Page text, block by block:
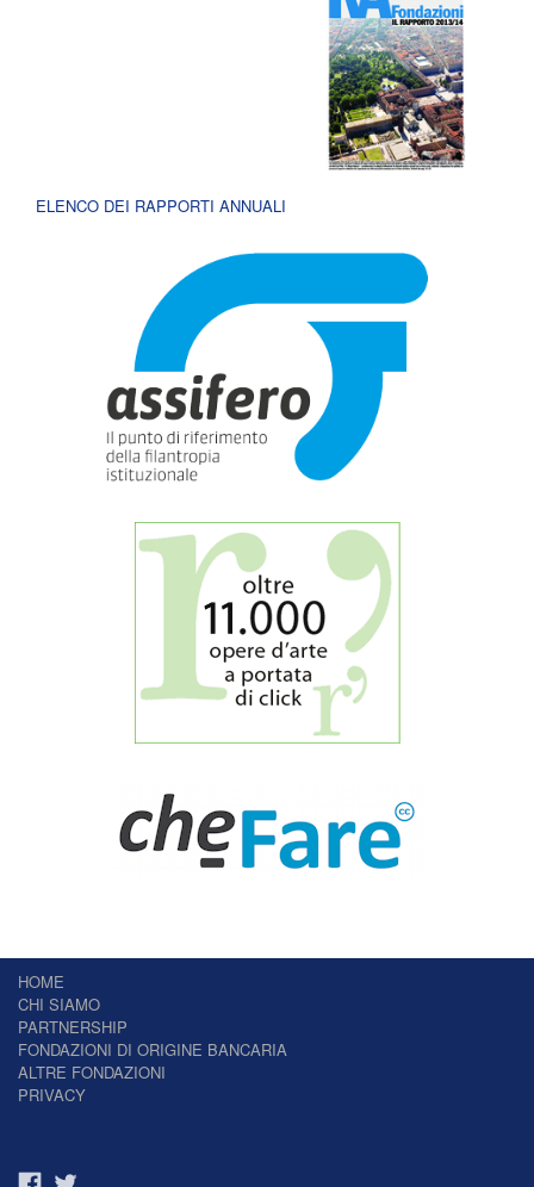
ELENCO DEI RAPPORTI ANNUALI
HOME
CHI SIAMO
PARTNERSHIP
FONDAZIONI DI ORIGINE BANCARIA
ALTRE FONDAZIONI
PRIVACY